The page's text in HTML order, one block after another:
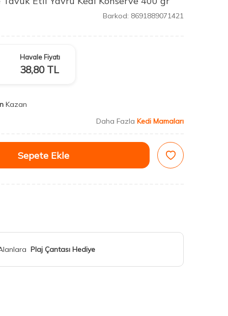
Barkod: 8691889071421
Havale Fiyatı
38,80TL
Kazan
Daha Fazla Kedi Mamaları
Sepete Ekle
Plaj Çantası Hediye